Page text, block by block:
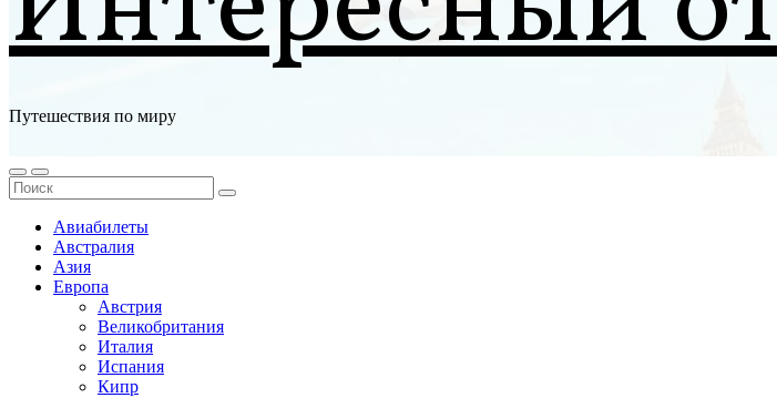
Путешествия по миру
Авиабилеты
Австралия
Азия
Европа
Австрия
Великобритания
Италия
Испания
Кипр